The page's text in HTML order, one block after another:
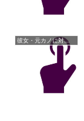
彼女・元カノに対しての悩み